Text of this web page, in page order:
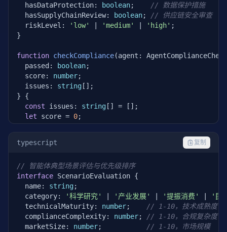
  hasDataProtection:
boolean;
// 数据保护措施
  hasSupplyChainReview:
boolean;
// 供应链安全审查
  riskLevel:
'low' 'medium' 'high' ;
}
function checkCompliance(agent:
  passed:
boolean;
  score:
number;
  issues:
string [];
} {
const issues: string [] = [];
let score = 0;
if (!agent.hasUserConsent) {
  }
else { score += 20; }
if (!agent.hasDecisionBoundary) {
    issues.
push('必须明确用户决策/授权决策/自主决策的边
  }
else { score += 20; }
if (!agent.hasBehaviorFencing) {
typescript 复制
// 智能体典型场景评估与优先级排序
interface ScenarioEvaluation {
  name:
string;
  category:
'科学研究' '产业发展' '提振消费'
'民
  technicalMaturity:
number;
// 1-10，技术成熟度
  complianceComplexity:
number;
// 1-10，合规复杂度
  marketSize:
number;
// 1-10，市场规模